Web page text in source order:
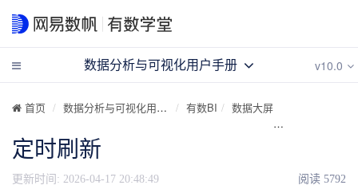
首页 数据分析与可视化用户手册 有数BI 数据大屏
定时刷新
更新时间: 2026-04-17 20:48:49 阅读 5792
数据分析与可视化用户手册 v10.0